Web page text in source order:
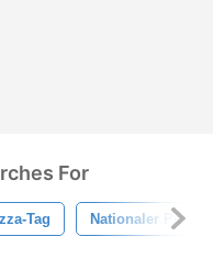
For
Tag Nationaler Pizza-